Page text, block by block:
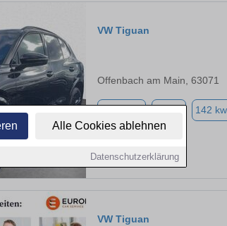
Alle Cookies ablehnen
Datenschutzerklärung
VW Tiguan
Offenbach am Main, 63071
142
VW Tiguan